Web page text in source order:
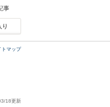
事
り
トマップ
18更新